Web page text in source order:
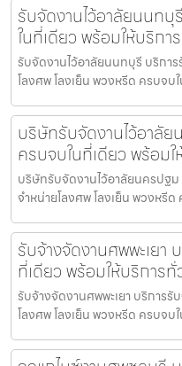
รับจัดงานไว้อาลัยนนท
ในที่เดียว พร้อมให้บริกา
รับจัดงานไว้อาลัยนนทบุรี บริกา
โลงศพ โลงเย็น พวงหรีด ครบจบ
บริษัทรับจัดงานไว้อาลั
ครบจบในที่เดียว พร้อม
บริษัทรับจัดงานไว้อาลัยนครปฐ
จำหน่ายโลงศพ โลงเย็น พวงหรี
รับจ้างจัดงานศพพะเยา
ที่เดียว พร้อมให้บริการทั่
รับจ้างจัดงานศพพะเยา บริการ
โลงศพ โลงเย็น พวงหรีด ครบจบ